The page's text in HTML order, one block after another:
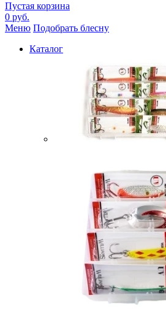
Пустая корзина
0 руб.
Меню Подобрать блесну
Каталог